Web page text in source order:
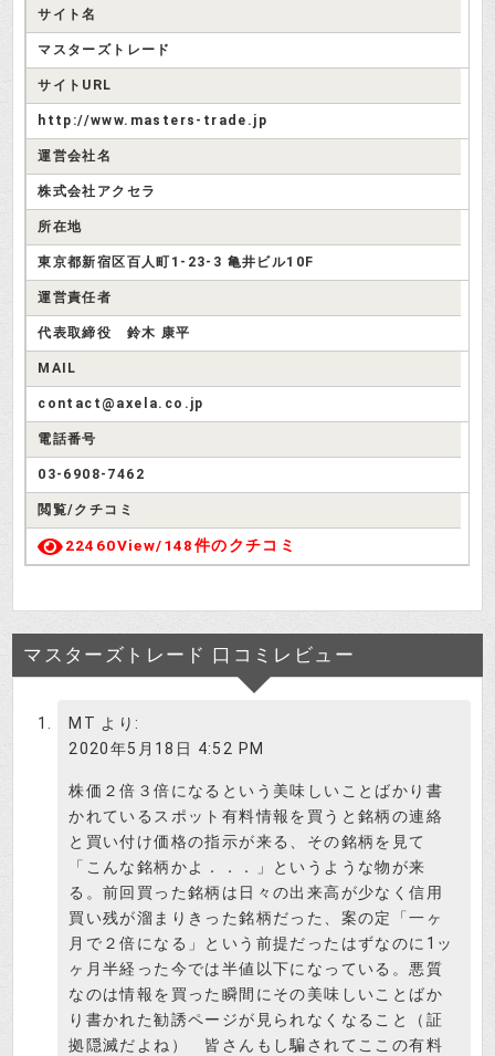
サイト名
マスターズトレード
サイトURL
http://www.masters-trade.jp
運営会社名
株式会社アクセラ
所在地
東京都新宿区百人町1-23-3 亀井ビル10F
運営責任者
代表取締役 鈴木 康平
MAIL
contact@axela.co.jp
電話番号
03-6908-7462
閲覧/クチコミ
22460View/148件のクチコミ
マスターズトレード 口コミレビュー
MT より:
2020年5月18日 4:52 PM
株価２倍３倍になるという美味しいことばかり書
かれているスポット有料情報を買うと銘柄の連絡
と買い付け価格の指示が来る、その銘柄を見て
「こんな銘柄かよ．．．」というような物が来
る。前回買った銘柄は日々の出来高が少なく信用
買い残が溜まりきった銘柄だった、案の定「一ヶ
月で２倍になる」という前提だったはずなのに1ッ
ヶ月半経った今では半値以下になっている。悪質
なのは情報を買った瞬間にその美味しいことばか
り書かれた勧誘ページが見られなくなること（証
拠隠滅だよね） 皆さんもし騙されてここの有料